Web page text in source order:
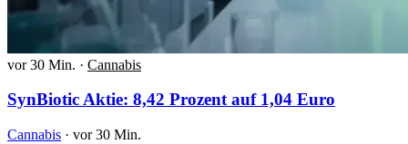
vor 30 Min. · Cannabis
SynBiotic Aktie: 8,42 Prozent auf 1,04 Euro
Cannabis · vor 30 Min.